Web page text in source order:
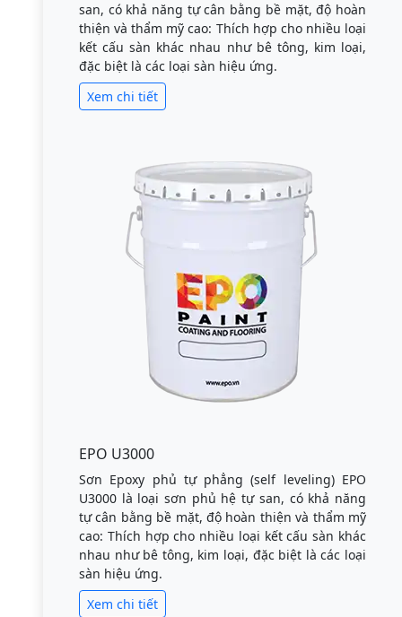
san, có khả năng tự cân bằng bề mặt, độ hoàn
thiện và thẩm mỹ cao: Thích hợp cho nhiều loại
kết cấu sàn khác nhau như bê tông, kim loại,
đặc biệt là các loại sàn hiệu ứng.
Xem chi tiết
EPO U3000
Sơn Epoxy phủ tự phẳng (self leveling) EPO
U3000 là loại sơn phủ hệ tự san, có khả năng
tự cân bằng bề mặt, độ hoàn thiện và thẩm mỹ
cao: Thích hợp cho nhiều loại kết cấu sàn khác
nhau như bê tông, kim loại, đặc biệt là các loại
sàn hiệu ứng.
Xem chi tiết